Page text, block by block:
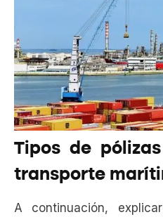
Tipos de
transporte
A continuación,